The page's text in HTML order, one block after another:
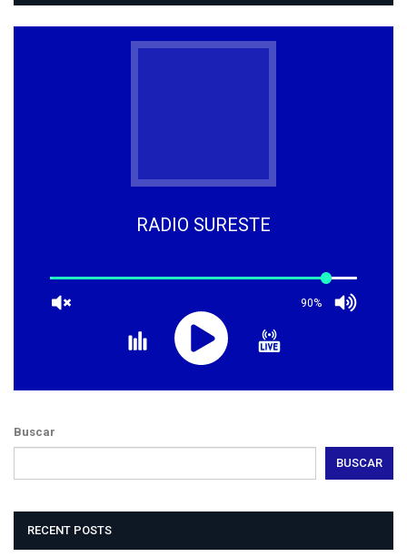
RADIO SURESTE
90%
Buscar
BUSCAR
RECENT POSTS